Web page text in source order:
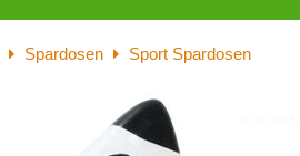
Spardosen Sport Spardosen